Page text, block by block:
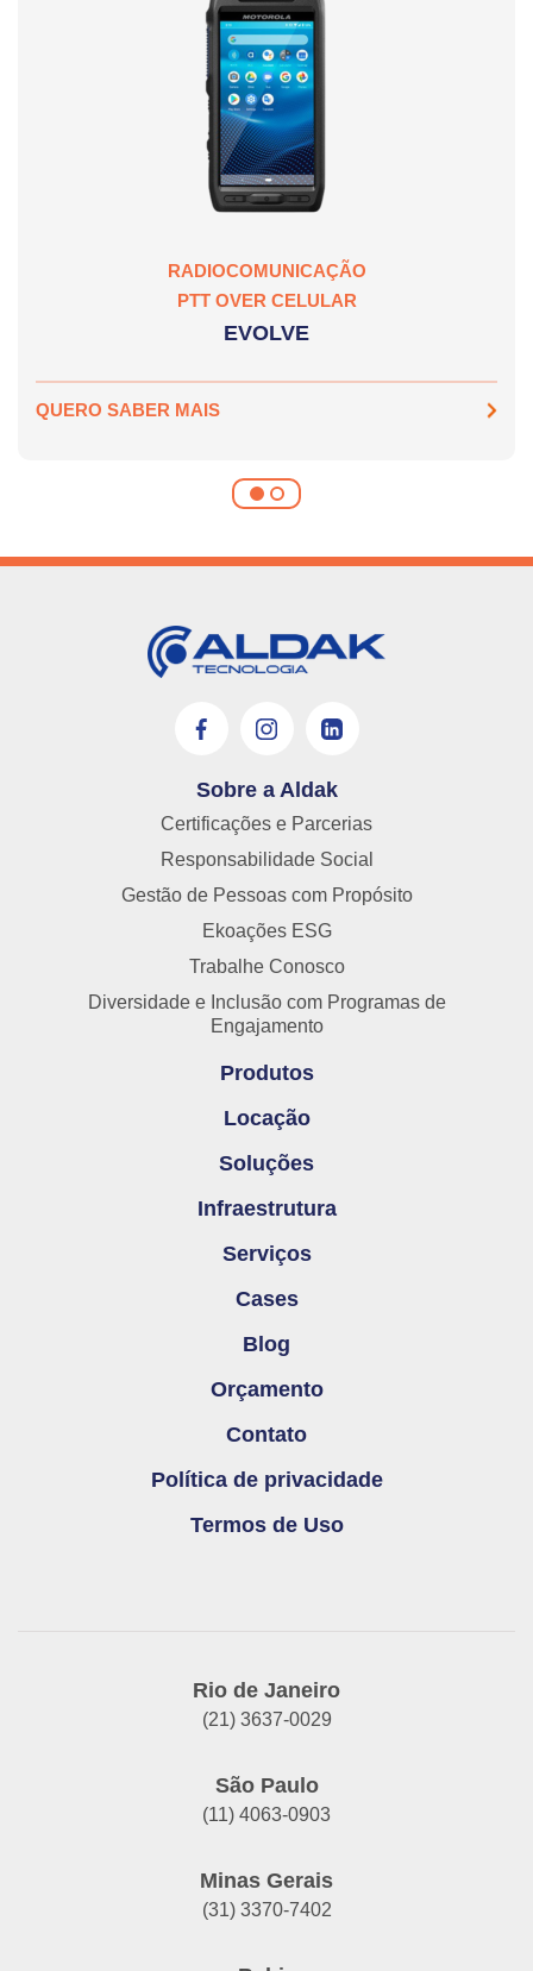
RADIOCOMUNICAÇÃO
PTT OVER CELULAR
EVOLVE
QUERO SABER MAIS
Sobre a Aldak
Certificações e Parcerias
Responsabilidade Social
Gestão de Pessoas com Propósito
Ekoações ESG
Trabalhe Conosco
Diversidade e Inclusão com Programas de
Engajamento
Produtos
Locação
Soluções
Infraestrutura
Serviços
Cases
Blog
Orçamento
Contato
Política de privacidade
Termos de Uso
Rio de Janeiro
(21) 3637-0029
São Paulo
(11) 4063-0903
Minas Gerais
(31) 3370-7402